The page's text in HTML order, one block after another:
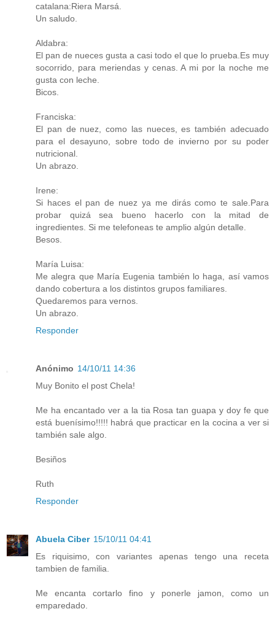
catalana:Riera Marsá.
Un saludo.
Aldabra:
El pan de nueces gusta a casi todo el que lo prueba.Es muy
socorrido, para meriendas y cenas. A mi por la noche me
gusta con leche.
Bicos.
Franciska:
El pan de nuez, como las nueces, es también adecuado
para el desayuno, sobre todo de invierno por su poder
nutricional.
Un abrazo.
Irene:
Si haces el pan de nuez ya me dirás como te sale.Para
probar quizá sea bueno hacerlo con la mitad de
ingredientes. Si me telefoneas te amplio algún detalle.
Besos.
María Luisa:
Me alegra que María Eugenia también lo haga, así vamos
dando cobertura a los distintos grupos familiares.
Quedaremos para vernos.
Un abrazo.
Responder
Anónimo 14/10/11 14:36
Muy Bonito el post Chela!
Me ha encantado ver a la tia Rosa tan guapa y doy fe que
está buenísimo!!!!! habrá que practicar en la cocina a ver si
también sale algo.
Besiños
Ruth
Responder
Abuela Ciber 15/10/11 04:41
Es riquisimo, con variantes apenas tengo una receta
tambien de familia.
Me encanta cortarlo fino y ponerle jamon, como un
emparedado.